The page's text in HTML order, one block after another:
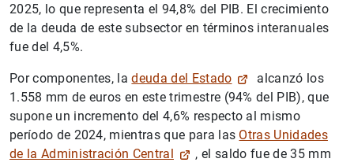
2025, lo que representa el 94,8% del PIB. El crecimiento
de la deuda de este subsector en términos interanuales
fue del 4,5%.
Por componentes, ladeuda del Estado
alcanzó los
1.558 mm de euros en este trimestre (94% del PIB), que
supone un incremento del 4,6% respecto al mismo
período de 2024, mientras que para las Otras Unidades
de la Administración Central
, el saldo fue de 35 mm